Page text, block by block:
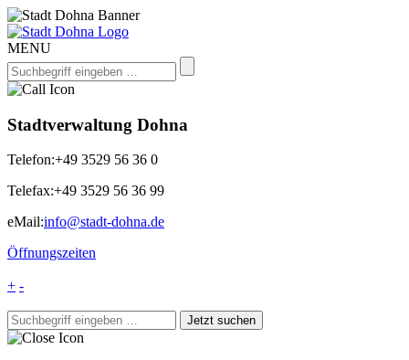
MENU
Stadtverwaltung Dohna
Telefon:+49 3529 56 36 0
Telefax:+49 3529 56 36 99
eMail:info@stadt-dohna.de
Öffnungszeiten
+ -